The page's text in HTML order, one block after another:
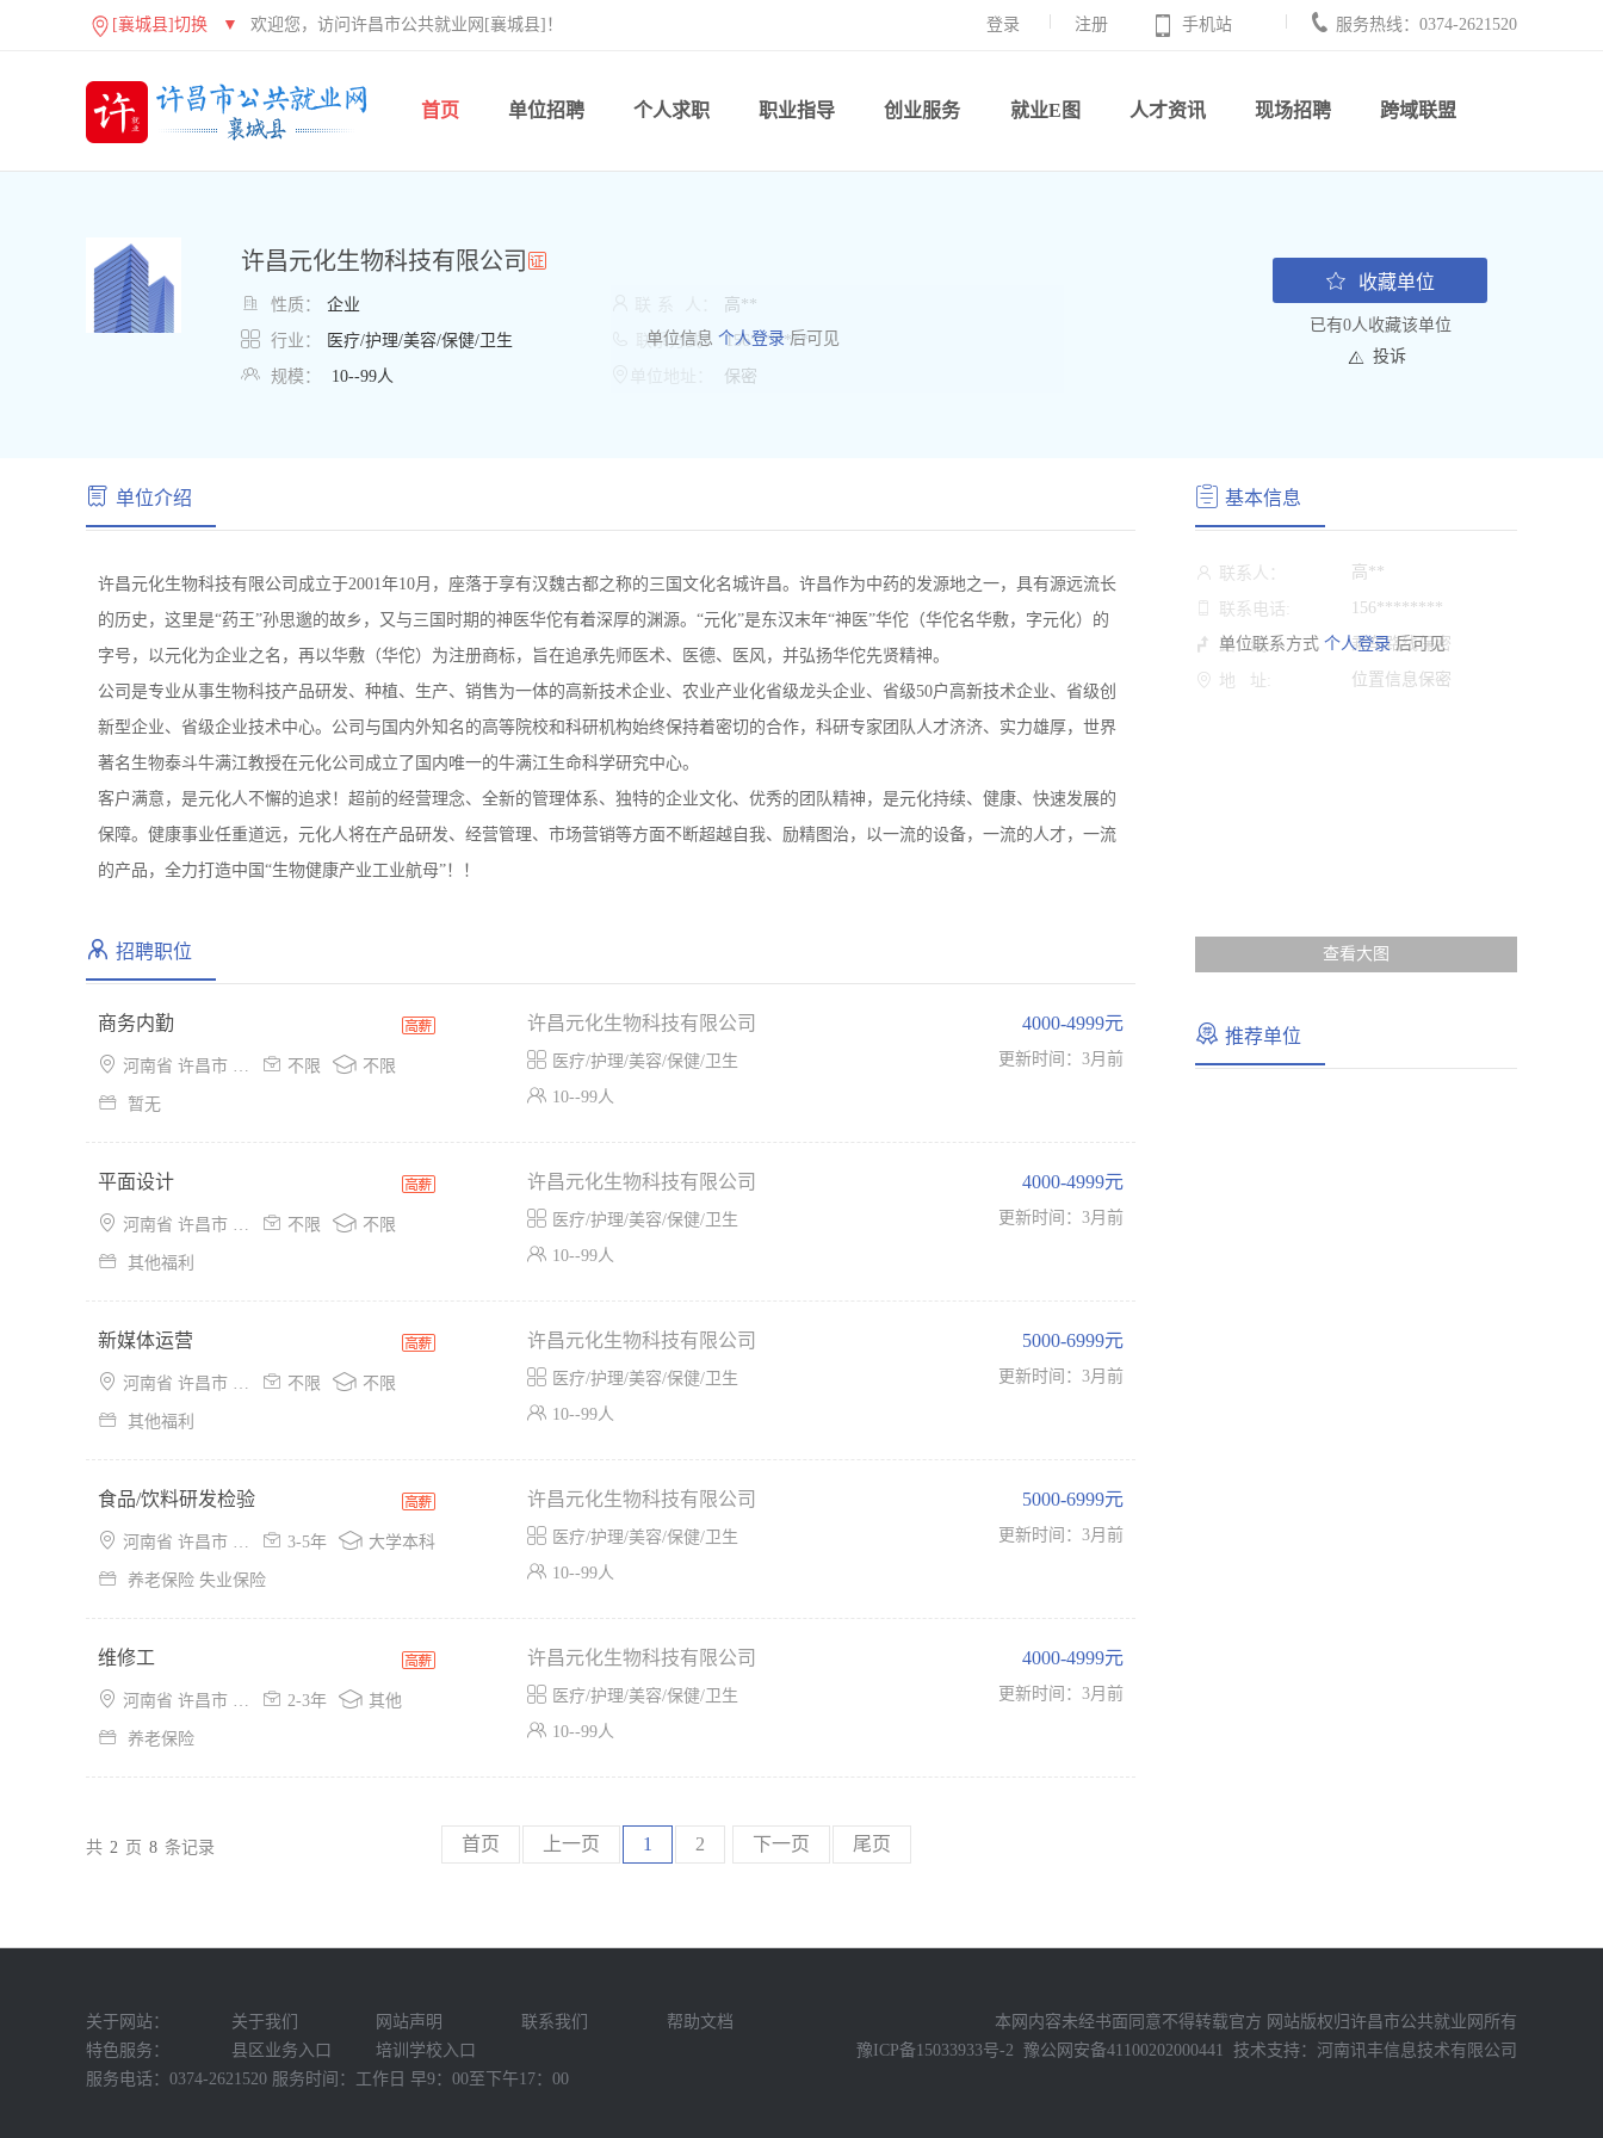
[襄城县]切换 ▼ 欢迎您，访问许昌市公共就业网[襄城县]！ 登录 注册 手机站 服务热线：0374-2621520
首页 单位招聘 个人求职 职业指导 创业服务 就业E图 人才资讯 现场招聘 跨域联盟
许昌元化生物科技有限公司
 性质： 企业
 行业： 医疗/护理/美容/保健/卫生
 规模： 10--99人
单位信息 个人登录后可见
高**
联系方式： 156*******
保密
收藏单位
已有0人收藏该单位
投诉
单位介绍
许昌元化生物科技有限公司成立于2001年10月，座落于享有汉魏古都之称的三国文化名城许昌。许昌作为中药的发源地之一，具有源远流长
的历史，这里是“药王”孙思邈的故乡，又与三国时期的神医华佗有着深厚的渊源。“元化”是东汉末年“神医”华佗（华佗名华敷，字元化）的
字号，以元化为企业之名，再以华敷（华佗）为注册商标，旨在追承先师医术、医德、医风，并弘扬华佗先贤精神。
公司是专业从事生物科技产品研发、种植、生产、销售为一体的高新技术企业、农业产业化省级龙头企业、省级50户高新技术企业、省级创
新型企业、省级企业技术中心。公司与国内外知名的高等院校和科研机构始终保持着密切的合作，科研专家团队人才济济、实力雄厚，世界
著名生物泰斗牛满江教授在元化公司成立了国内唯一的牛满江生命科学研究中心。
客户满意，是元化人不懈的追求！超前的经营理念、全新的管理体系、独特的企业文化、优秀的团队精神，是元化持续、健康、快速发展的
保障。健康事业任重道远，元化人将在产品研发、经营管理、市场营销等方面不断超越自我、励精图治，以一流的设备，一流的人才，一流
的产品，全力打造中国“生物健康产业工业航母”！！
招聘职位
商务内勤
 河南省 许昌市 魏都区  不限  不限
 暂无
许昌元化生物科技有限公司
 医疗/护理/美容/保健/卫生
 10--99人
4000-4999元
更新时间：3月前
平面设计
 河南省 许昌市 魏都区  不限  不限
 其他福利
许昌元化生物科技有限公司
 医疗/护理/美容/保健/卫生
 10--99人
4000-4999元
更新时间：3月前
新媒体运营
 河南省 许昌市 魏都区  不限  不限
 其他福利
许昌元化生物科技有限公司
 医疗/护理/美容/保健/卫生
 10--99人
5000-6999元
更新时间：3月前
食品/饮料研发检验
 河南省 许昌市 魏都区  3-5年  大学本科
 养老保险 失业保险
许昌元化生物科技有限公司
 医疗/护理/美容/保健/卫生
 10--99人
5000-6999元
更新时间：3月前
维修工
 河南省 许昌市 魏都区  2-3年  其他
 养老保险
许昌元化生物科技有限公司
 医疗/护理/美容/保健/卫生
 10--99人
4000-4999元
更新时间：3月前
共 2 页 8 条记录 首页 上一页 1 2 下一页 尾页
基本信息
单位联系方式 个人登录后可见
联系人： 高**
联系电话: 156********
路 线: 乘车路线保密
地 址: 位置信息保密
查看大图
推荐单位
关于网站： 关于我们 网站声明 联系我们
帮助文档
特色服务：
县区业务入口
培训学校入口
服务电话：0374-2621520 服务时间：工作日 早9：00至下午17：00
本网内容未经书面同意不得转载官方 网站版权归许昌市公共就业网所有
豫ICP备15033933号-2 豫公网安备41100202000441 技术支持： 河南讯丰信息技术有限公司